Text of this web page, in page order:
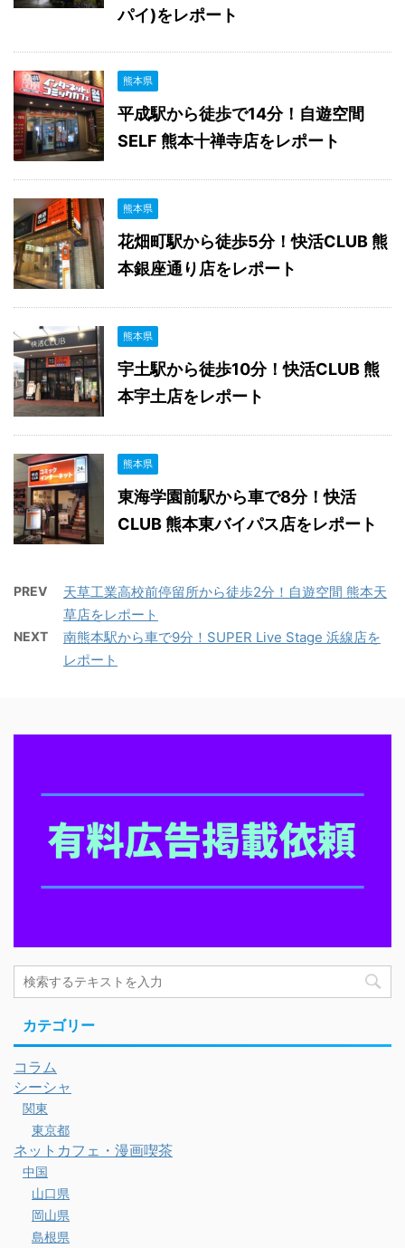
パイ)をレポート
熊本県
平成駅から徒歩で14分！自遊空間
SELF 熊本十禅寺店をレポート
熊本県
花畑町駅から徒歩5分！快活CLUB 熊
本銀座通り店をレポート
熊本県
宇土駅から徒歩10分！快活CLUB 熊
本宇土店をレポート
熊本県
東海学園前駅から車で8分！快活
CLUB 熊本東バイパス店をレポート
PREV
天草工業高校前停留所から徒歩2分！自遊空間 熊本天
草店をレポート
NEXT
南熊本駅から車で9分！SUPER Live Stage 浜線店を
レポート
カテゴリー
コラム
シーシャ
関東
東京都
ネットカフェ・漫画喫茶
中国
山口県
岡山県
島根県